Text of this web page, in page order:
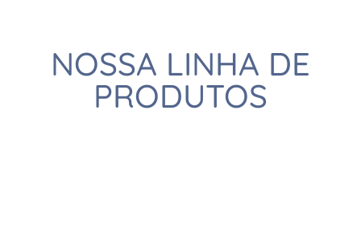
NOSSA LINHA DE
PRODUTOS